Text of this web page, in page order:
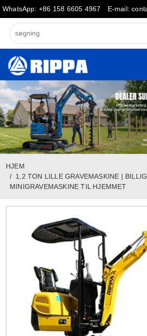
WhatsApp: +86 158 6605 4967 E-mail:
HJEM
1,2 TON LILLE GRAVEMASKINE |
MINIGRAVEMASKINE TIL HJEMMET